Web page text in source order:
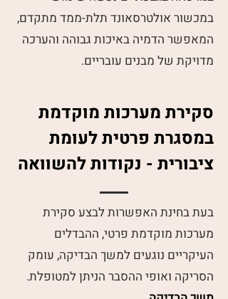
במכשור אולטרסאונד תלת-ממד מתקדם,
המאפשר הדמיה באיכות גבוהה והערכה
מדויקת של מבנים עובריים.
סקירת מערכות מוקדמת
במסגרת פרטית לעומת
ציבורית - נקודות להשוואה
בעת בחינת האפשרות לבצע סקירת
מערכות מוקדמת פרטי, ההבדלים
העיקריים נוגעים למשך הבדיקה, עומק
הסריקה ואופי ההסבר הניתן למטופלת.